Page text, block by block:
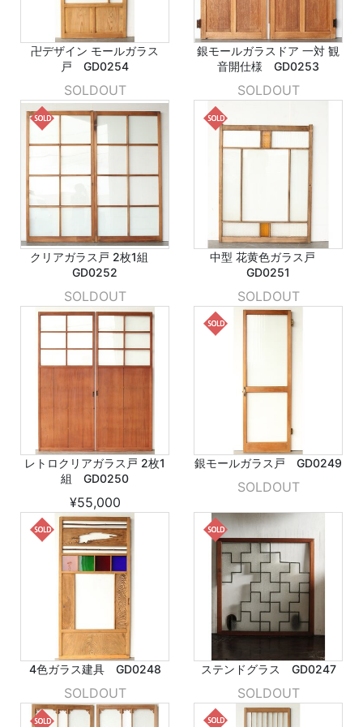
卍デザイン モールガラス
戸 GD0254
SOLDOUT
銀モールガラスドア 一対 観
音開仕様 GD0253
SOLDOUT
クリアガラス戸 2枚1組
GD0252
SOLDOUT
中型 花黄色ガラス戸
GD0251
SOLDOUT
レトロクリアガラス戸 2枚1
組 GD0250
¥55,000
銀モールガラス戸 GD0249
SOLDOUT
4色ガラス建具 GD0248
SOLDOUT
ステンドグラス GD0247
SOLDOUT